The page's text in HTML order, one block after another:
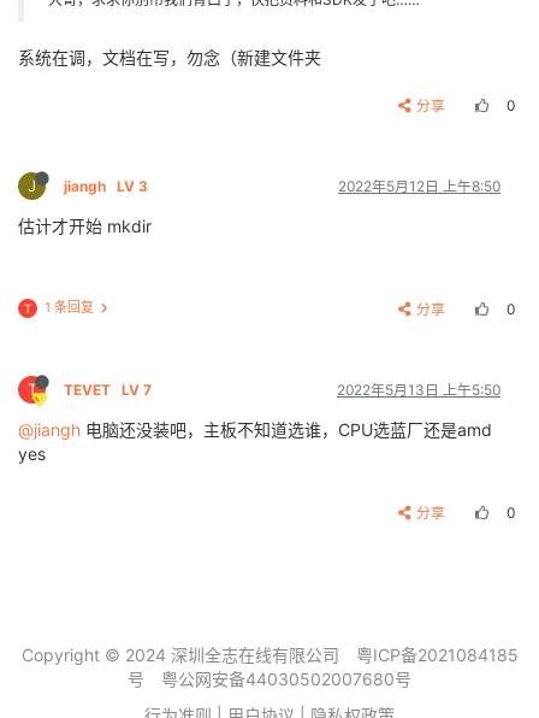
系统在调，文档在写，勿念（新建文件夹
分享 0
J jiangh LV 3 2022年5月12日 上午8:50
估计才开始 mkdir
T 1 条回复 分享 0
T TEVET LV 7 2022年5月13日 上午5:50
@jiangh 电脑还没装吧，主板不知道选谁，CPU选蓝厂还是amd
yes
分享 0
Copyright © 2024 深圳全志在线有限公司
粤ICP备2021084185
号
粤公网安备44030502007680号